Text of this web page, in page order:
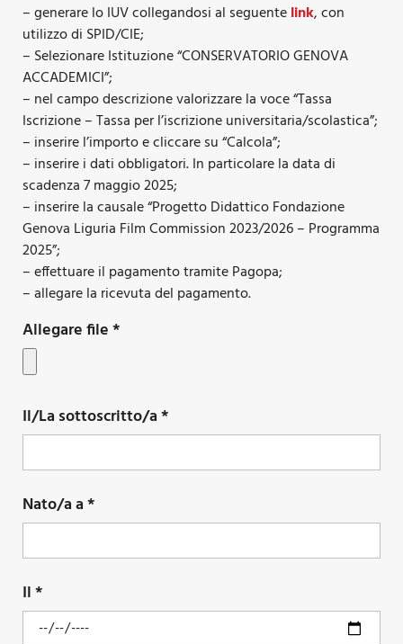
– generare lo IUV collegandosi al seguentelink, con
utilizzo di SPID/CIE;
– Selezionare Istituzione “CONSERVATORIO GENOVA
ACCADEMICI”;
– nel campo descrizione valorizzare la voce “Tassa
Iscrizione – Tassa per l’iscrizione universitaria/scolastica”;
– inserire l’importo e cliccare su “Calcola”;
– inserire i dati obbligatori. In particolare la data di
scadenza 7 maggio 2025;
– inserire la causale “Progetto Didattico Fondazione
Genova Liguria Film Commission 2023/2026 – Programma
2025”;
– effettuare il pagamento tramite Pagopa;
– allegare la ricevuta del pagamento.
Allegare file *
Il/La sottoscritto/a *
Nato/a a *
Il *